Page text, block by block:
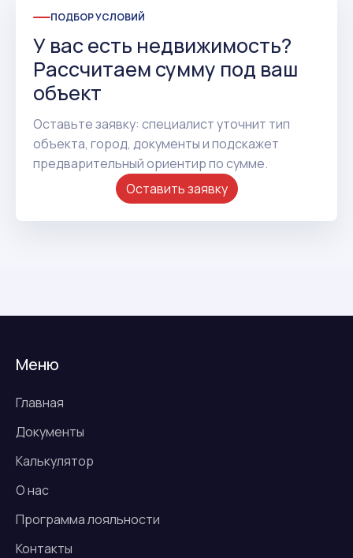
ПОДБОР УСЛОВИЙ
У вас есть недвижимость?
Рассчитаем сумму под ваш
объект
Оставьте заявку: специалист уточнит тип
объекта, город, документы и подскажет
предварительный ориентир по сумме.
Оставить заявку
Меню
Главная
Документы
Калькулятор
О нас
Программа лояльности
Контакты